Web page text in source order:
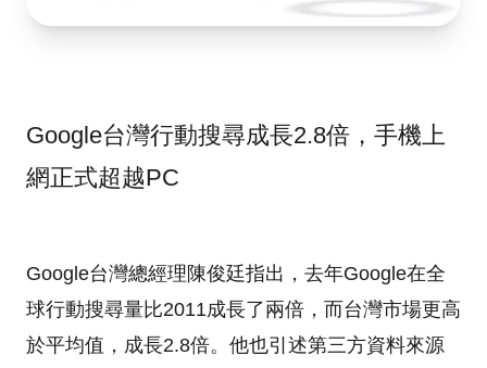
Google台灣行動搜尋成長2.8倍，手機上
網正式超越PC
Google台灣總經理陳俊廷指出，去年Google在全
球行動搜尋量比2011成長了兩倍，而台灣市場更高
於平均值，成長2.8倍。他也引述第三方資料來源